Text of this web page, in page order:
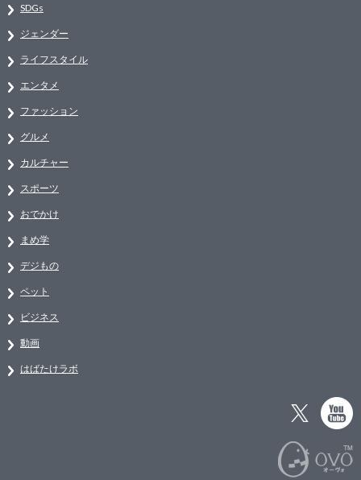
SDGs
ジェンダー
ライフスタイル
エンタメ
ファッション
グルメ
カルチャー
スポーツ
おでかけ
まめ学
デジもの
ペット
ビジネス
動画
はばたけラボ